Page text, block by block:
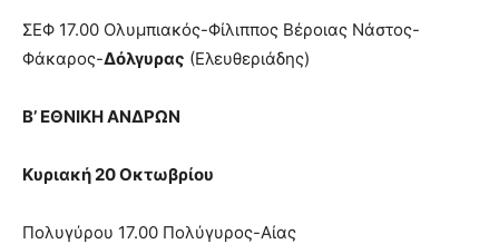
ΣΕΦ 17.00 Ολυμπιακός-Φίλιππος Βέροιας Νάστος-
Φάκαρος-Δόλγυρας (Ελευθεριάδης)
Β’ ΕΘΝΙΚΗ ΑΝΔΡΩΝ
Κυριακή 20 Οκτωβρίου
Πολυγύρου 17.00 Πολύγυρος-Αίας